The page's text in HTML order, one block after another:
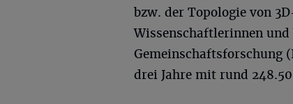
bzw. der Topologie von
Wissenschaftlerinnen
Gemeinschaftsforschung
drei Jahre mit rund